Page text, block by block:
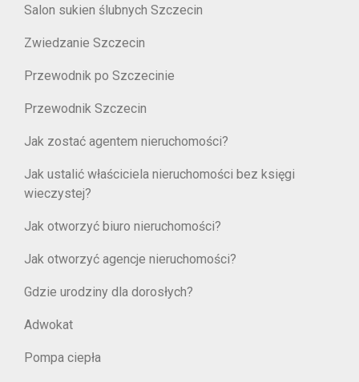
Salon sukien ślubnych Szczecin
Zwiedzanie Szczecin
Przewodnik po Szczecinie
Przewodnik Szczecin
Jak zostać agentem nieruchomości?
Jak ustalić właściciela nieruchomości bez księgi
wieczystej?
Jak otworzyć biuro nieruchomości?
Jak otworzyć agencje nieruchomości?
Gdzie urodziny dla dorosłych?
Adwokat
Pompa ciepła